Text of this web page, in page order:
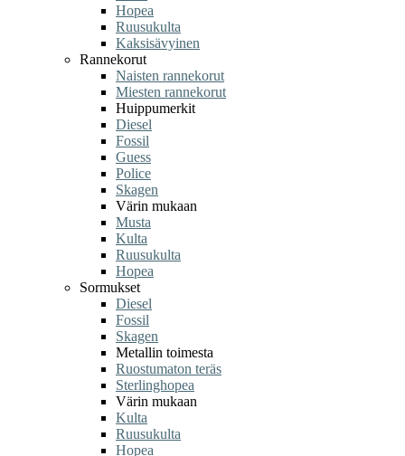
Hopea
Ruusukulta
Kaksisävyinen
Rannekorut
Naisten rannekorut
Miesten rannekorut
Huippumerkit
Diesel
Fossil
Guess
Police
Skagen
Värin mukaan
Musta
Kulta
Ruusukulta
Hopea
Sormukset
Diesel
Fossil
Skagen
Metallin toimesta
Ruostumaton teräs
Sterlinghopea
Värin mukaan
Kulta
Ruusukulta
Hopea